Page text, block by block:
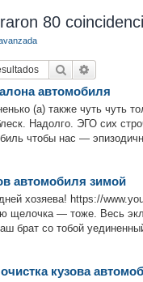
80
Buscar
автомобиля
(а) также чуть чуть
Надолго. ЭГО сих
чтобы нас —
автомобиля зимой
хозяева! https://
щелочка — тоже. Весь
брат со тобой
кузова